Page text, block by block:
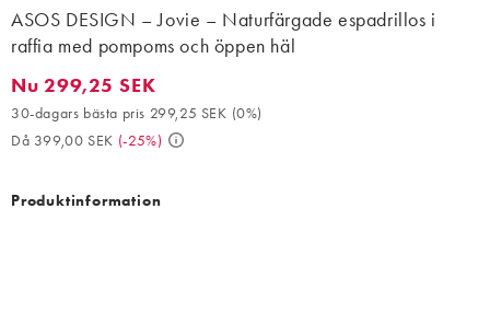
ASOS DESIGN – Jovie – Naturfärgade espadrillos i
raffia med pompoms och öppen häl
Nu 299,25 SEK. 30-dagars bästa pris 299,25 SEK (0%). Då
Nu 299,25 SEK
30-dagars bästa pris 299,25 SEK (0%)
Då 399,00 SEK (-25%)
Produktinformation